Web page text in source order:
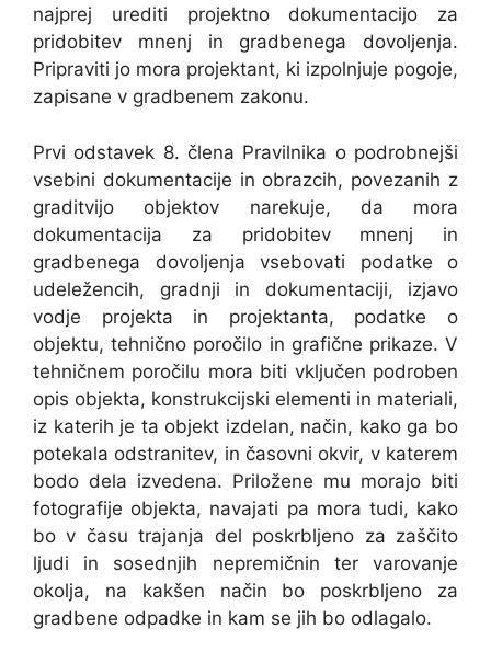
najprej urediti projektno dokumentacijo za
pridobitev mnenj in gradbenega dovoljenja.
Pripraviti jo mora projektant, ki izpolnjuje pogoje,
zapisane v gradbenem zakonu.
Prvi odstavek 8. člena Pravilnika o podrobnejši
vsebini dokumentacije in obrazcih, povezanih z
graditvijo objektov narekuje, da mora
dokumentacija za pridobitev mnenj in
gradbenega dovoljenja vsebovati podatke o
udeležencih, gradnji in dokumentaciji, izjavo
vodje projekta in projektanta, podatke o
objektu, tehnično poročilo in grafične prikaze. V
tehničnem poročilu mora biti vključen podroben
opis objekta, konstrukcijski elementi in materiali,
iz katerih je ta objekt izdelan, način, kako ga bo
potekala odstranitev, in časovni okvir, v katerem
bodo dela izvedena. Priložene mu morajo biti
fotografije objekta, navajati pa mora tudi, kako
bo v času trajanja del poskrbljeno za zaščito
ljudi in sosednjih nepremičnin ter varovanje
okolja, na kakšen način bo poskrbljeno za
gradbene odpadke in kam se jih bo odlagalo.